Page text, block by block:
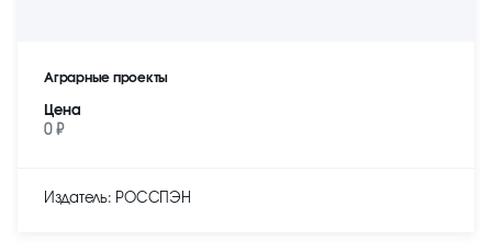
Аграрные проекты
Цена
0 ₽
Издатель: РОССПЭН